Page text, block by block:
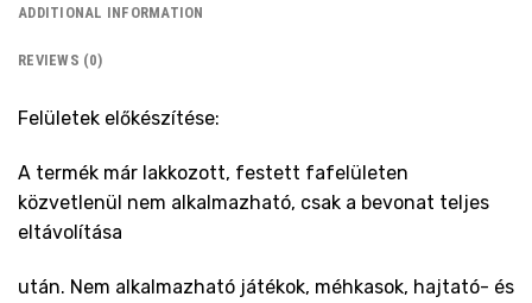
ADDITIONAL INFORMATION
REVIEWS (0)
Felületek előkészítése:
A termék már lakkozott, festett fafelületen
közvetlenül nem alkalmazható, csak a bevonat teljes
eltávolítása
után. Nem alkalmazható játékok, méhkasok, hajtató- és